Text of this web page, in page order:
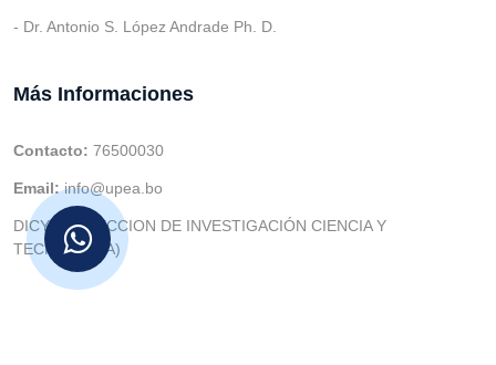
- Dr. Antonio S. López Andrade Ph. D.
Más Informaciones
Contacto: 76500030
Email:info@upea.bo
DICYT (DIRECCION DE INVESTIGACIÓN CIENCIA Y
TECNOLOGIA)